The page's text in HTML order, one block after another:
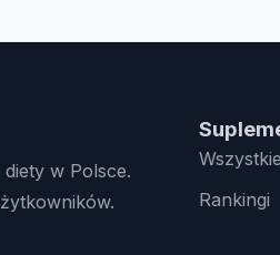
w Polsce.
Rankingi